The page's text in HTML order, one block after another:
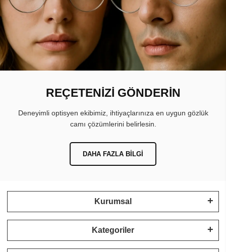
REÇETENİZİ GÖNDERİN
Deneyimli optisyen ekibimiz, ihtiyaçlarınıza en uygun gözlük
camı çözümlerini belirlesin.
DAHA FAZLA BILGI
Kurumsal
Kategoriler